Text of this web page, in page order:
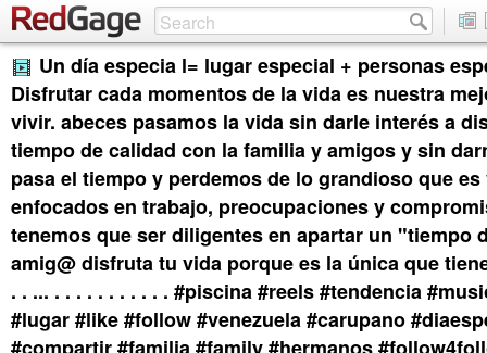
Un día especia l= lugar especial + personas
Disfrutar cada momentos de la vida es nuestra
vivir. abeces pasamos la vida sin darle interés a
tiempo de calidad con la familia y amigos y sin
pasa el tiempo y perdemos de lo grandioso que
enfocados en trabajo, preocupaciones y
tenemos que ser diligentes en apartar un "tiempo
amig@ disfruta tu vida porque es la única que
. . ... . . . . . . . . . . . #piscina #reels #tendencia
#lugar #like #follow #venezuela #carupano